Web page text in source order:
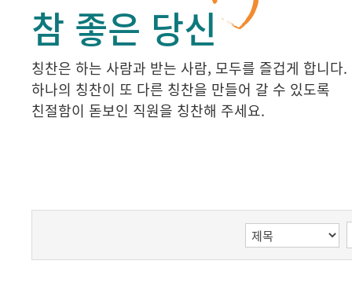
참 좋은 당신
칭찬은 하는 사람과 받는 사람, 모두를 즐겁게 합니다.
하나의 칭찬이 또 다른 칭찬을 만들어 갈 수 있도록
친절함이 돋보인 직원을 칭찬해 주세요.